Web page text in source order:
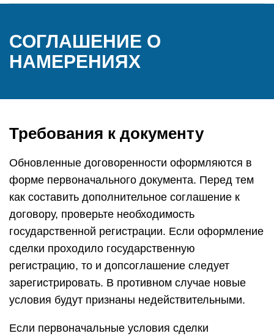
СОГЛАШЕНИЕ О
НАМЕРЕНИЯХ
Требования к документу
Обновленные договоренности оформляются в
форме первоначального документа. Перед тем
как составить дополнительное соглашение к
договору, проверьте необходимость
государственной регистрации. Если оформление
сделки проходило государственную
регистрацию, то и допсоглашение следует
зарегистрировать. В противном случае новые
условия будут признаны недействительными.
Если первоначальные условия сделки